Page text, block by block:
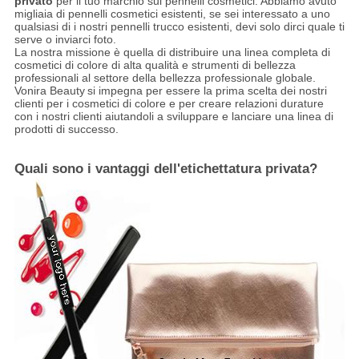
migliaia di pennelli cosmetici esistenti, se sei interessato a uno
qualsiasi di i nostri pennelli trucco esistenti, devi solo dirci quale ti
serve o inviarci foto.
La nostra missione è quella di distribuire una linea completa di
cosmetici di colore di alta qualità e strumenti di bellezza
professionali al settore della bellezza professionale globale.
Vonira Beautysi impegna per essere la prima scelta dei nostri
clienti per i cosmetici di colore e per creare relazioni durature
con i nostri clienti aiutandoli a sviluppare e lanciare una linea di
prodotti di successo.
Quali sono i vantaggi dell'etichettatura privata?